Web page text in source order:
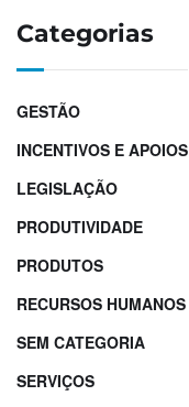
Categorias
GESTÃO
INCENTIVOS E APOIOS
LEGISLAÇÃO
PRODUTIVIDADE
PRODUTOS
RECURSOS HUMANOS
SEM CATEGORIA
SERVIÇOS